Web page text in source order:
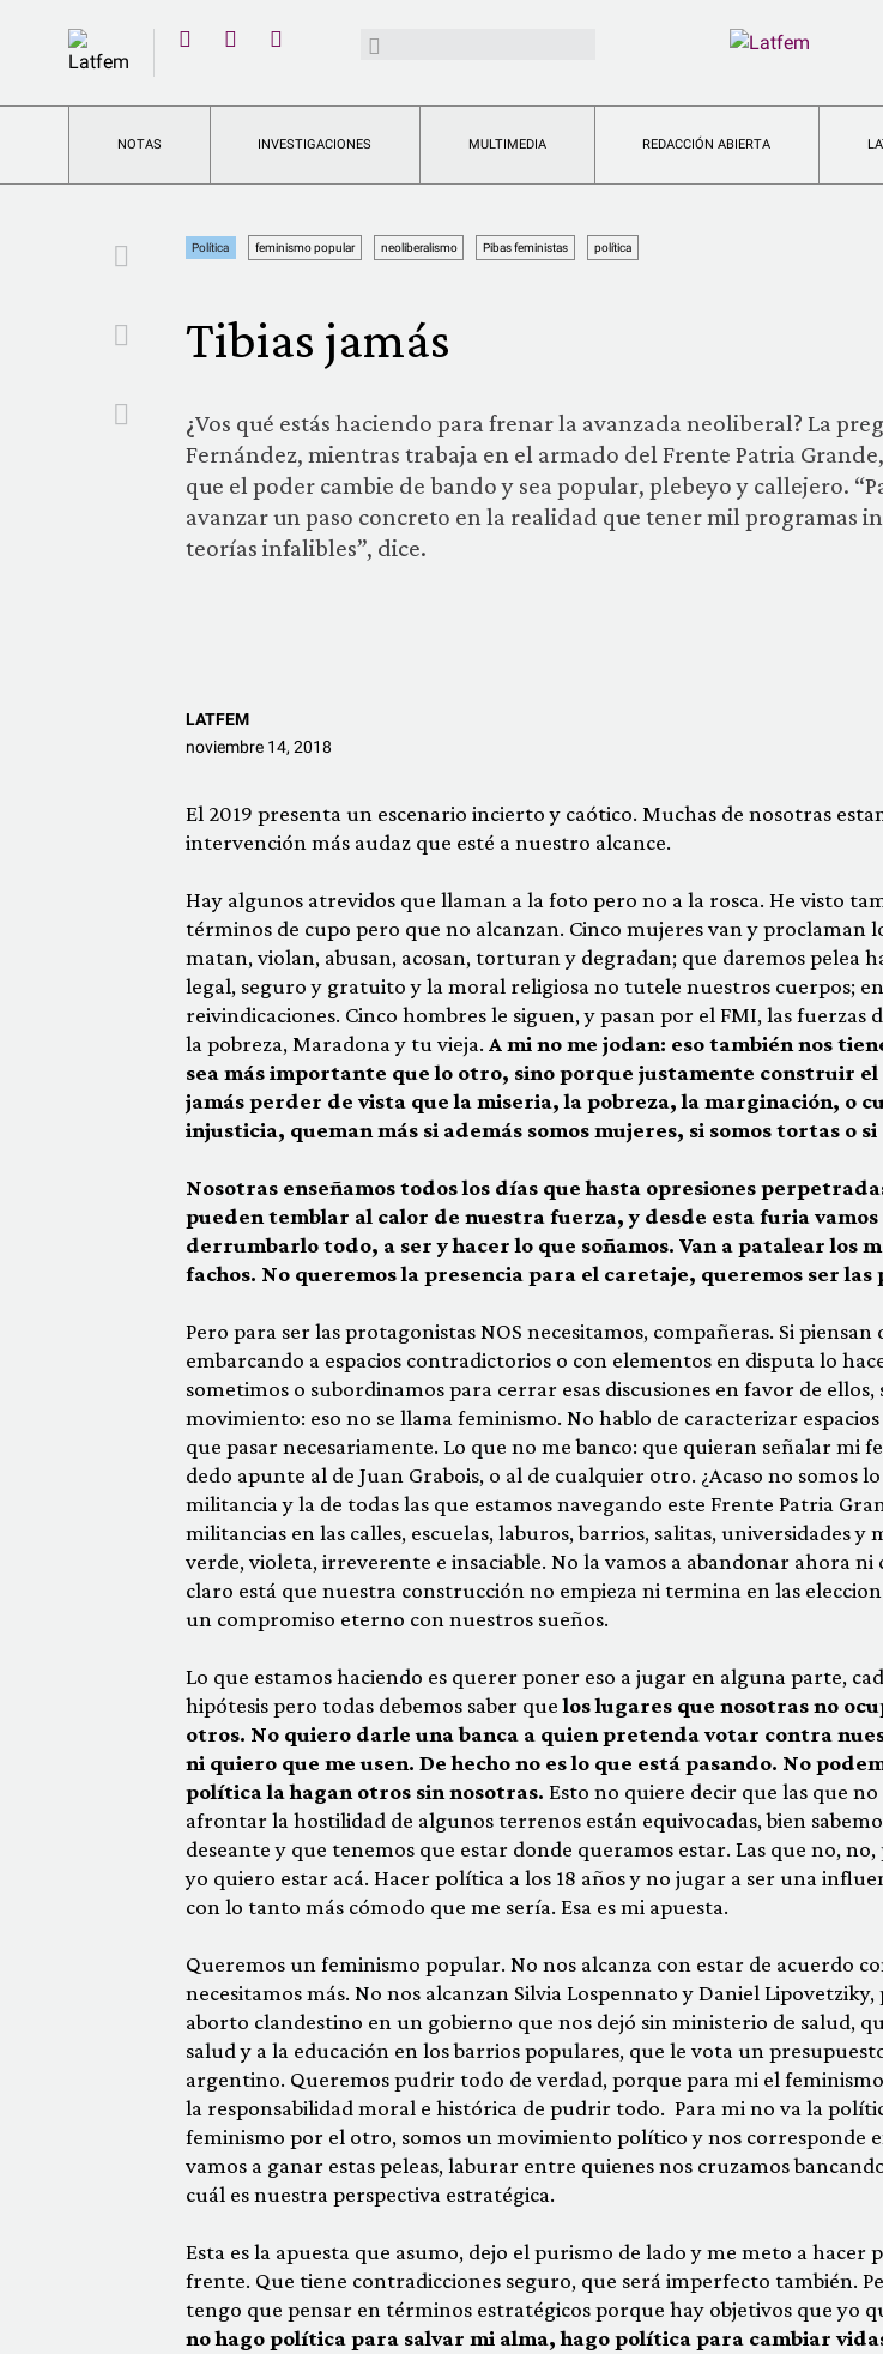
YouTubeBuscar:
NOTAS INVESTIGACIONES MULTIMEDIA REDACCIÓN ABIERTA
Facebook
Twitter
Email
Política feminismo popular neoliberalismo Pibas feministas política
Tibias jamás
¿Vos qué estás haciendo para frenar la avanzada neoliberal? La
Fernández, mientras trabaja en el armado del Frente Patria
que el poder cambie de bando y sea popular, plebeyo y callejero.
avanzar un paso concreto en la realidad que tener mil programas
teorías infalibles”, dice.
LATFEM
noviembre 14, 2018
El 2019 presenta un escenario incierto y caótico. Muchas de nosotras
intervención más audaz que esté a nuestro alcance.
Hay algunos atrevidos que llaman a la foto pero no a la rosca. He visto
términos de cupo pero que no alcanzan. Cinco mujeres van y proclaman
matan, violan, abusan, acosan, torturan y degradan; que daremos pelea
legal, seguro y gratuito y la moral religiosa no tutele nuestros cuerpos;
reivindicaciones. Cinco hombres le siguen, y pasan por el FMI, las fuerzas
la pobreza, Maradona y tu vieja. A mi no me jodan: eso también nos
sea más importante que lo otro, sino porque justamente construir el
jamás perder de vista que la miseria, la pobreza, la marginación, o
injusticia, queman más si además somos mujeres, si somos tortas o
Nosotras enseñamos todos los días que hasta opresiones
pueden temblar al calor de nuestra fuerza, y desde esta furia vamos
derrumbarlo todo, a ser y hacer lo que soñamos. Van a patalear los
fachos. No queremos la presencia para el caretaje, queremos ser
Pero para ser las protagonistas NOS necesitamos, compañeras. Si piensan
embarcando a espacios contradictorios o con elementos en disputa lo
sometimos o subordinamos para cerrar esas discusiones en favor de ellos,
movimiento: eso no se llama feminismo. No hablo de caracterizar
que pasar necesariamente. Lo que no me banco: que quieran señalar mi
dedo apunte al de Juan Grabois, o al de cualquier otro. ¿Acaso no somos
militancia y la de todas las que estamos navegando este Frente Patria
militancias en las calles, escuelas, laburos, barrios, salitas, universidades y
verde, violeta, irreverente e insaciable. No la vamos a abandonar ahora ni
claro está que nuestra construcción no empieza ni termina en las
un compromiso eterno con nuestros sueños.
Lo que estamos haciendo es querer poner eso a jugar en alguna parte,
hipótesis pero todas debemos saber quelos lugares que nosotras no
otros. No quiero darle una banca a quien pretenda votar contra
ni quiero que me usen. De hecho no es lo que está pasando. No
política la hagan otros sin nosotras. Esto no quiere decir que las que
afrontar la hostilidad de algunos terrenos están equivocadas, bien
deseante y que tenemos que estar donde queramos estar. Las que no,
yo quiero estar acá. Hacer política a los 18 años y no jugar a ser una
con lo tanto más cómodo que me sería. Esa es mi apuesta.
Queremos un feminismo popular. No nos alcanza con estar de acuerdo
necesitamos más. No nos alcanzan Silvia Lospennato y Daniel
aborto clandestino en un gobierno que nos dejó sin ministerio de salud,
salud y a la educación en los barrios populares, que le vota un
argentino. Queremos pudrir todo de verdad, porque para mi el
la responsabilidad moral e histórica de pudrir todo. Para mi no va la
feminismo por el otro, somos un movimiento político y nos corresponde
vamos a ganar estas peleas, laburar entre quienes nos cruzamos
cuál es nuestra perspectiva estratégica.
Esta es la apuesta que asumo, dejo el purismo de lado y me meto a hacer
frente. Que tiene contradicciones seguro, que será imperfecto también.
tengo que pensar en términos estratégicos porque hay objetivos que yo
no hago política para salvar mi alma, hago política para cambiar